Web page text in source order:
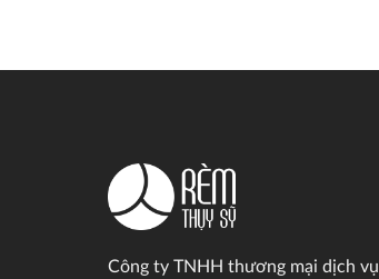
Công ty TNHH thương mại dịch vụ